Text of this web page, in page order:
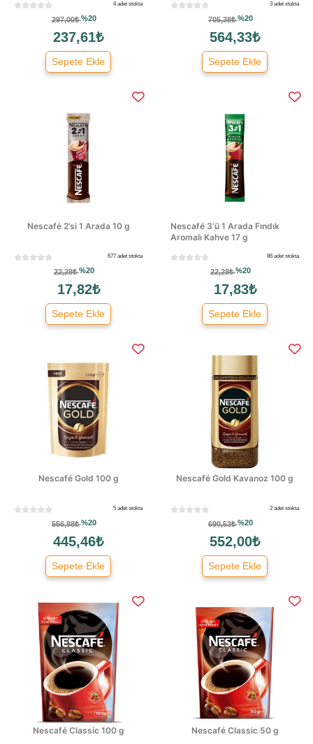
4 adet stokta
297,00₺%20
237,61₺
Sepete Ekle
3 adet stokta
705,38₺%20
564,33₺
Sepete Ekle
Nescafé 2’si 1 Arada 10 g
677 adet stokta
22,28₺%20
17,82₺
Sepete Ekle
Nescafé 3’ü 1 Arada Fındık
Aromalı Kahve 17 g
86 adet stokta
22,28₺%20
17,83₺
Sepete Ekle
Nescafé Gold 100 g
5 adet stokta
556,88₺%20
445,46₺
Sepete Ekle
Nescafé Gold Kavanoz 100 g
2 adet stokta
690,53₺%20
552,00₺
Sepete Ekle
Nescafé Classic 100 g Nescafé Classic 50 g